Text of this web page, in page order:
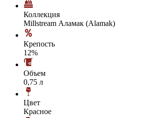
Коллекция
Millstream Аламак (Alamak)
Крепость
12%
Объем
0,75 л
Цвет
Красное